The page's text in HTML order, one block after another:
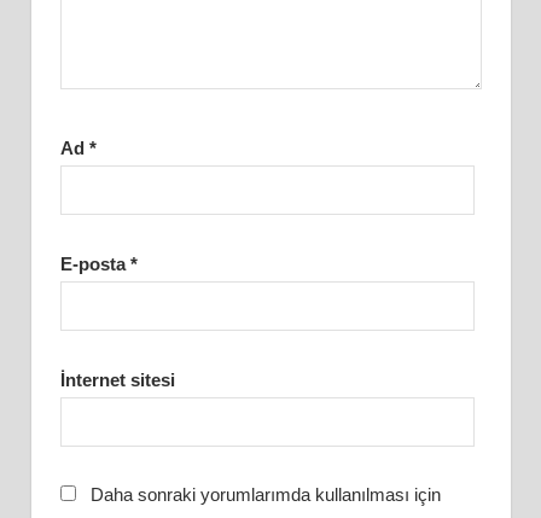
Ad *
E-posta*
İnternet sitesi
Daha sonraki yorumlarımda kullanılması için